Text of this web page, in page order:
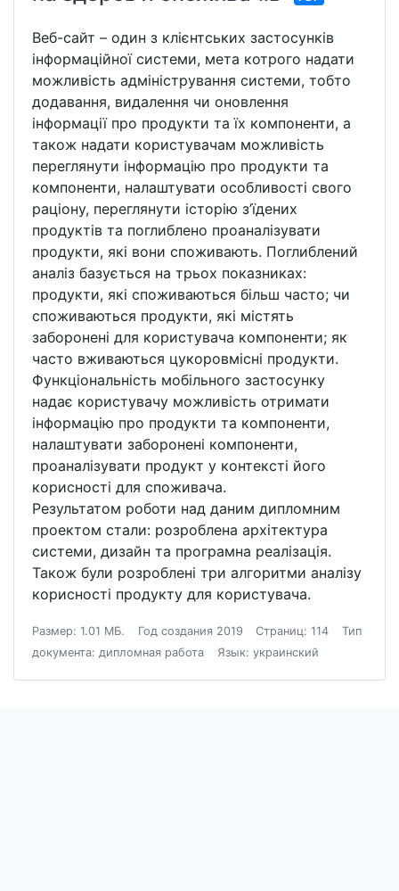
Веб-сайт – один з клієнтських застосунків
інформаційної системи, мета котрого надати
можливість адміністрування системи, тобто
додавання, видалення чи оновлення
інформації про продукти та їх компоненти, а
також надати користувачам можливість
переглянути інформацію про продукти та
компоненти, налаштувати особливості свого
раціону, переглянути історію з’їдених
продуктів та поглиблено проаналізувати
продукти, які вони споживають. Поглиблений
аналіз базується на трьох показниках:
продукти, які споживаються більш часто; чи
споживаються продукти, які містять
заборонені для користувача компоненти; як
часто вживаються цукоровмісні продукти.
Функціональність мобільного застосунку
надає користувачу можливість отримати
інформацію про продукти та компоненти,
налаштувати заборонені компоненти,
проаналізувати продукт у контексті його
корисності для споживача.
Результатом роботи над даним дипломним
проектом стали: розроблена архітектура
системи, дизайн та програмна реалізація.
Також були розроблені три алгоритми аналізу
корисності продукту для користувача.
Размер: 1.01 МБ. Год создания 2019 Страниц: 114
Тип
документа: дипломная работа
Язык: украинский